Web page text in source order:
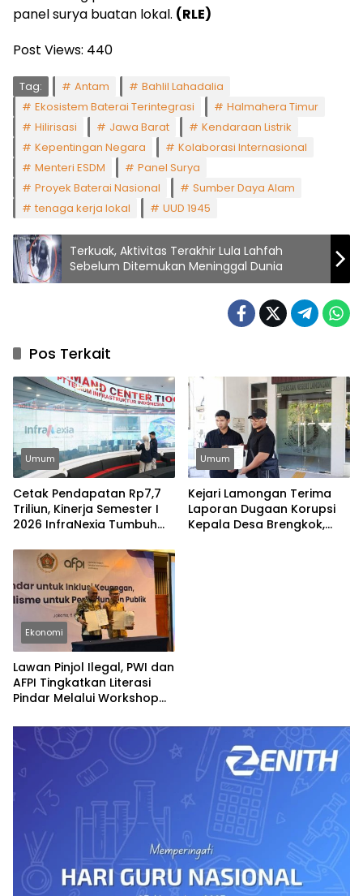
panel surya buatan lokal. (RLE)
Post Views: 440
Tag: Antam
Bahlil Lahadalia
Ekosistem Baterai Terintegrasi
Halmahera Timur
Hilirisasi
Jawa Barat
Kendaraan Listrik
Kepentingan Negara
Kolaborasi Internasional
Menteri ESDM
Panel Surya
Proyek Baterai Nasional
Sumber Daya Alam
tenaga kerja lokal
UUD 1945
Terkuak, Aktivitas Terakhir Lula Lahfah
Sebelum Ditemukan Meninggal Dunia
Pos Terkait
Umum
Cetak Pendapatan Rp7,7
Triliun, Kinerja Semester I
2026 InfraNexia Tumbuh
Saing Industri Digital
Umum
Kejari Lamongan Terima
Laporan Dugaan Korupsi
Kepala Desa Brengkok,
Ekonomi
Lawan Pinjol Ilegal, PWI dan
AFPI Tingkatkan Literasi
Pindar Melalui Workshop